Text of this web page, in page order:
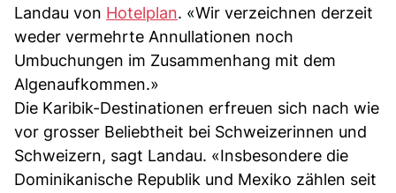
Landau von Hotelplan. «Wir verzeichnen derzeit
weder vermehrte Annullationen noch
Umbuchungen im Zusammenhang mit dem
Algenaufkommen.»
Die Karibik-Destinationen erfreuen sich nach wie
vor grosser Beliebtheit bei Schweizerinnen und
Schweizern, sagt Landau. «Insbesondere die
Dominikanische Republik und Mexiko zählen seit